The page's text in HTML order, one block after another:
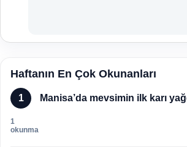
Haftanın En Çok Okunanları
1 Manisa’da mevsimin ilk karı
1
okunma